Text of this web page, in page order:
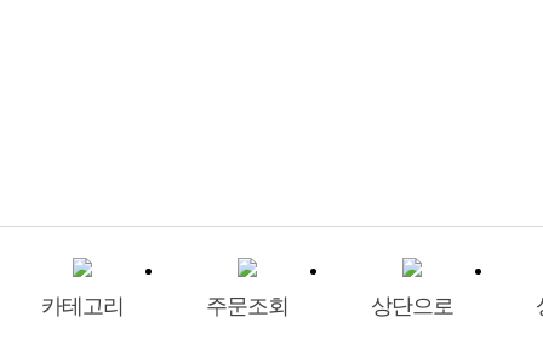
카테고리 주문조회 상단으로